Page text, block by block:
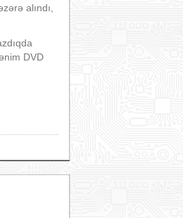
alındı,
DVD